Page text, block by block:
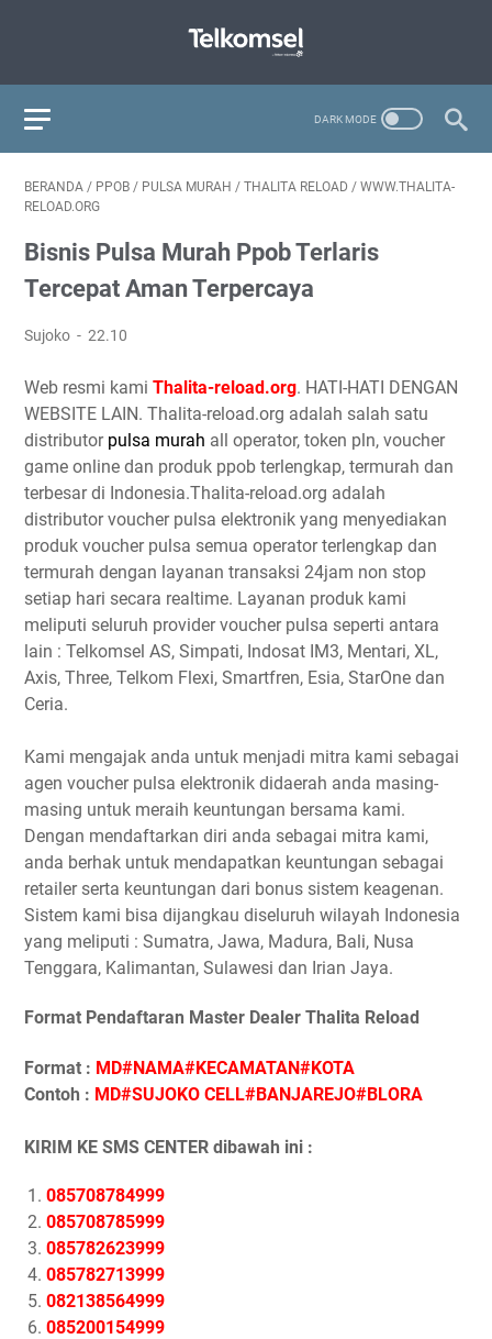
BERANDA / PPOB / PULSA MURAH / THALITA RELOAD / WWW.THALITA-
RELOAD.ORG
Bisnis Pulsa Murah Ppob Terlaris
Tercepat Aman Terpercaya
Sujoko 22.10
Web resmi kami Thalita-reload.org. HATI-HATI DENGAN
WEBSITE LAIN. Thalita-reload.org adalah salah satu
distributor pulsa murah all operator, token pln, voucher
game online dan produk ppob terlengkap, termurah dan
terbesar di Indonesia.Thalita-reload.org adalah
distributor voucher pulsa elektronik yang menyediakan
produk voucher pulsa semua operator terlengkap dan
termurah dengan layanan transaksi 24jam non stop
setiap hari secara realtime. Layanan produk kami
meliputi seluruh provider voucher pulsa seperti antara
lain : Telkomsel AS, Simpati, Indosat IM3, Mentari, XL,
Axis, Three, Telkom Flexi, Smartfren, Esia, StarOne dan
Ceria.
Kami mengajak anda untuk menjadi mitra kami sebagai
agen voucher pulsa elektronik didaerah anda masing-
masing untuk meraih keuntungan bersama kami.
Dengan mendaftarkan diri anda sebagai mitra kami,
anda berhak untuk mendapatkan keuntungan sebagai
retailer serta keuntungan dari bonus sistem keagenan.
Sistem kami bisa dijangkau diseluruh wilayah Indonesia
yang meliputi : Sumatra, Jawa, Madura, Bali, Nusa
Tenggara, Kalimantan, Sulawesi dan Irian Jaya.
Format Pendaftaran Master Dealer Thalita Reload
Format : MD#NAMA#KECAMATAN#KOTA
Contoh : MD#SUJOKO CELL#BANJAREJO#BLORA
KIRIM KE SMS CENTER dibawah ini :
085708784999
085708785999
085782623999
085782713999
082138564999
085200154999